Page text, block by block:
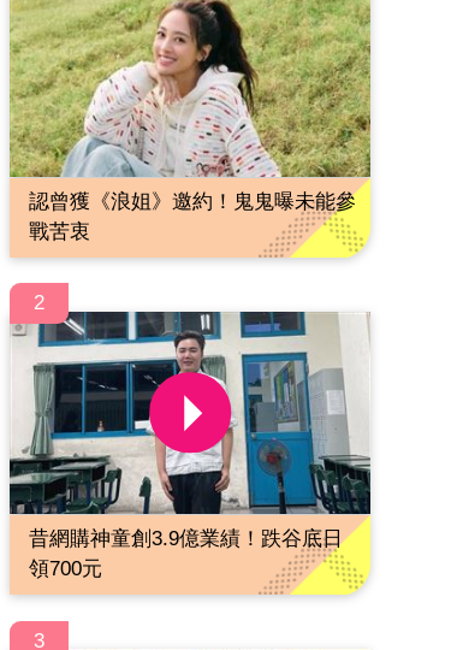
認曾獲《浪姐》邀約！鬼鬼曝未能參
戰苦衷
2
昔網購神童創3.9億業績！跌谷底日
領700元
3